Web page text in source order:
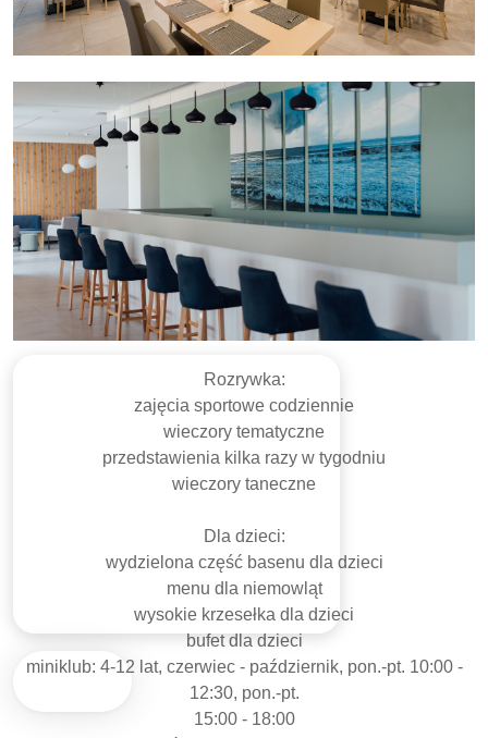
Rozrywka:
zajęcia sportowe codziennie
wieczory tematyczne
przedstawienia kilka razy w tygodniu
wieczory taneczne
Dla dzieci:
wydzielona część basenu dla dzieci
menu dla niemowląt
wysokie krzesełka dla dzieci
bufet dla dzieci
miniklub: 4-12 lat, czerwiec - październik, pon.-pt. 10:00 -
12:30, pon.-pt.
15:00 - 18:00